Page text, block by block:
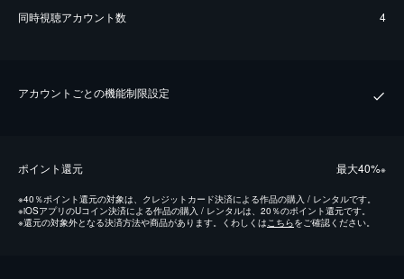
同時視聴アカウント数 4
アカウントごとの機能制限設定
ポイント還元 最⼤40%※
※40％ポイント還元の対象は、クレジットカード決済による作品の購入 / レンタルです。
※iOSアプリのUコイン決済による作品の購入 / レンタルは、20％のポイント還元です。
※還元の対象外となる決済方法や商品があります。くわしくはこちらをご確認ください。